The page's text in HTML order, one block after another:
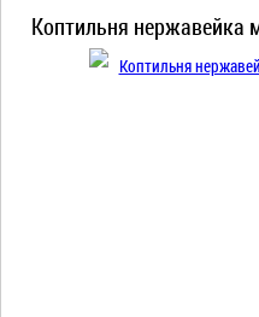
Коптильня нержавейка